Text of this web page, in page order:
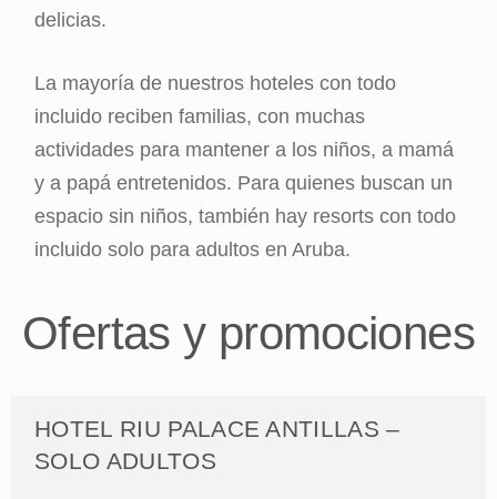
delicias.
La mayoría de nuestros hoteles con todo
incluido reciben familias, con muchas
actividades para mantener a los niños, a mamá
y a papá entretenidos. Para quienes buscan un
espacio sin niños, también hay resorts con todo
incluido solo para adultos en Aruba.
Ofertas y promociones
HOTEL RIU PALACE ANTILLAS –
SOLO ADULTOS